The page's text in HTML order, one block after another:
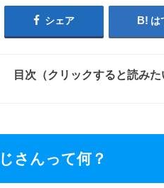
シェア は
目次（クリックすると読みた
さんって何？